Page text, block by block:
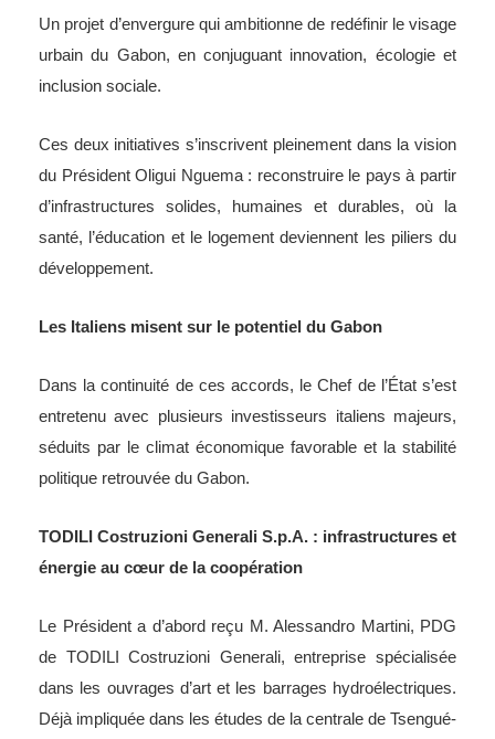
Un projet d’envergure qui ambitionne de redéfinir le visage
urbain du Gabon, en conjuguant innovation, écologie et
inclusion sociale.
Ces deux initiatives s’inscrivent pleinement dans la vision
du Président Oligui Nguema : reconstruire le pays à partir
d’infrastructures solides, humaines et durables, où la
santé, l’éducation et le logement deviennent les piliers du
développement.
Les Italiens misent sur le potentiel du Gabon
Dans la continuité de ces accords, le Chef de l’État s’est
entretenu avec plusieurs investisseurs italiens majeurs,
séduits par le climat économique favorable et la stabilité
politique retrouvée du Gabon.
TODILI Costruzioni Generali S.p.A. : infrastructures et
énergie au cœur de la coopération
Le Président a d’abord reçu M. Alessandro Martini, PDG
de TODILI Costruzioni Generali, entreprise spécialisée
dans les ouvrages d’art et les barrages hydroélectriques.
Déjà impliquée dans les études de la centrale de Tsengué-